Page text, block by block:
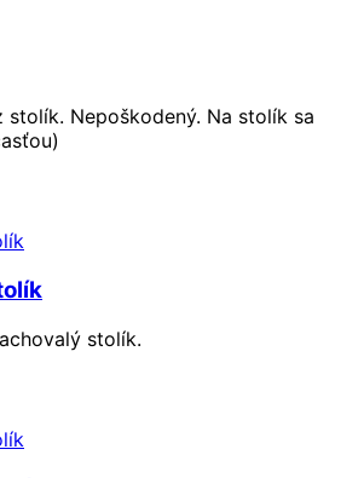
stolík. Nepoškodený. Na stolík sa
stolík.